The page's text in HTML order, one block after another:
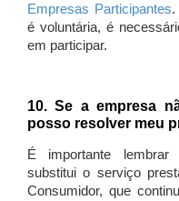
Empresas Participantes.
é voluntária, é
em participar.
10. Se a empresa
posso resolver meu
É importante lembrar
substitui o serviço
Consumidor, que